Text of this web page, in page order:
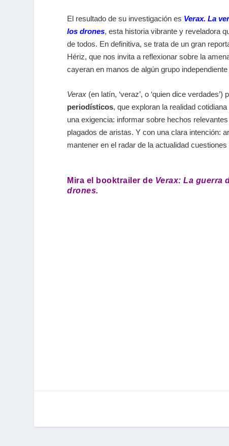
El resultado de su investigación es Verax. La
los drones, esta historia vibrante y reveladora
de todos. En definitiva, se trata de un gran
Hériz, que nos invita a reflexionar sobre la
cayeran en manos de algún grupo
Verax (en latín, ‘veraz’, o ‘quien dice
periodísticos, que exploran la realidad
una exigencia: informar sobre hechos
plagados de aristas. Y con una clara intención:
mantener en el radar de la actualidad
Mira el booktrailer de Verax: La guerra
drones.